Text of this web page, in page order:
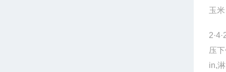
玉
2
压
in,